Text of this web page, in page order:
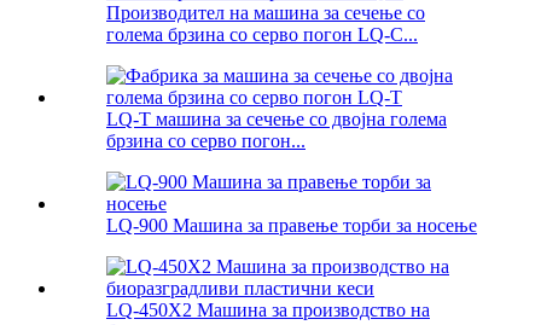
Производител на машина за сечење со
голема брзина со серво погон LQ-C...
LQ-T машина за сечење со двојна голема
брзина со серво погон...
LQ-900 Машина за правење торби за носење
LQ-450X2 Машина за производство на